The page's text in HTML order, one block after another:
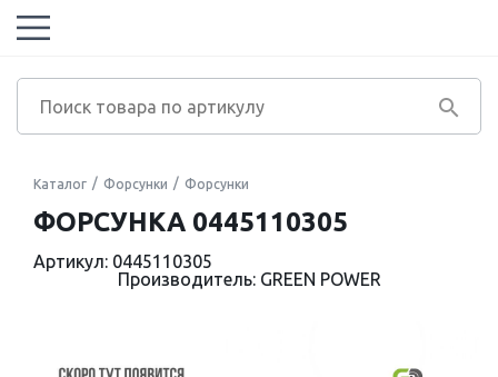
Каталог Форсунки Форсунки
ФОРСУНКА 0445110305
Артикул: 0445110305
Производитель: GREEN POWER